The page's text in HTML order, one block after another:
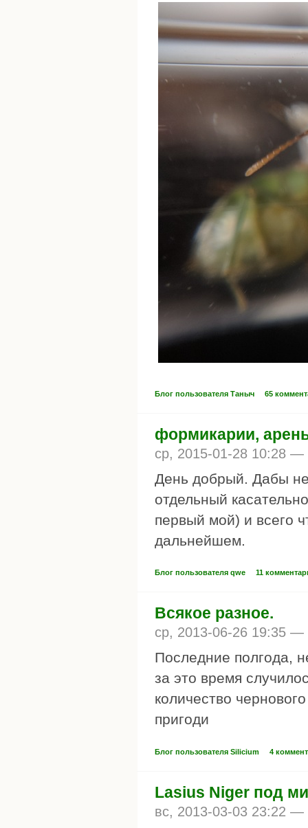
Блог пользователя Таныч 65
формикарии,
ср, 2015-01-28 10:28 —
День добрый. Дабы
отдельный
первый мой) и всего
дальнейшем.
Блог пользователя qwe 11
Всякое разное.
ср, 2013-06-26 19:35 —
Последние полгода,
за это время
количество
пригоди
Блог пользователя Silicium 4
Lasius Niger под
вс, 2013-03-03 23:22 —